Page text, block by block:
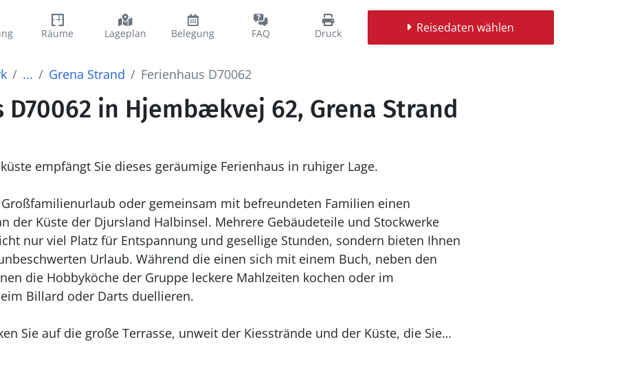
Räume Lageplan Belegung FAQ Druck Reisedaten wählen
... Grena Strand Ferienhaus D70062
D70062 in Hjembækvej 62, Grena Strand
empfängt Sie dieses geräumige Ferienhaus in ruhiger Lage.
oder gemeinsam mit befreundeten Familien einen
der Küste der Djursland Halbinsel. Mehrere Gebäudeteile und Stockwerke
nur viel Platz für Entspannung und gesellige Stunden, sondern bieten Ihnen
Urlaub. Während die einen sich mit einem Buch, neben den
die Hobbyköche der Gruppe leckere Mahlzeiten kochen oder im
Billard oder Darts duellieren.
Sie auf die große Terrasse, unweit der Kiesstrände und der Küste, die Sie
Gerichten von Ihren Erlebnissen des Tages.